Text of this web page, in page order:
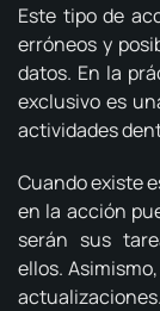
Este tipo de
erróneos y
datos. En la
exclusivo es
actividades
Cuando existe
en la acción
serán sus
ellos.
actualizaciones.